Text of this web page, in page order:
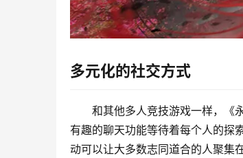
多元化的社交方式
和其他多人竞技游戏一样，《
有趣的聊天功能等待着每个人的探
动可以让大多数志同道合的人聚集在